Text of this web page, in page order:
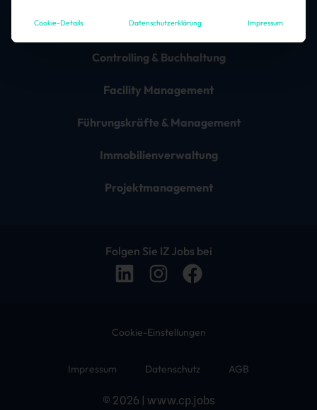
Asset-Management
Controlling & Buchhaltung
Facility Management
Führungskräfte & Management
Immobilienverwaltung
Projektmanagement
Folgen Sie IZ Jobs bei
Cookie-Einstellungen
Impressum Datenschutz AGB
© 2026 | www.cp.jobs
Cookie-Details Datenschutzerklärung Impressum